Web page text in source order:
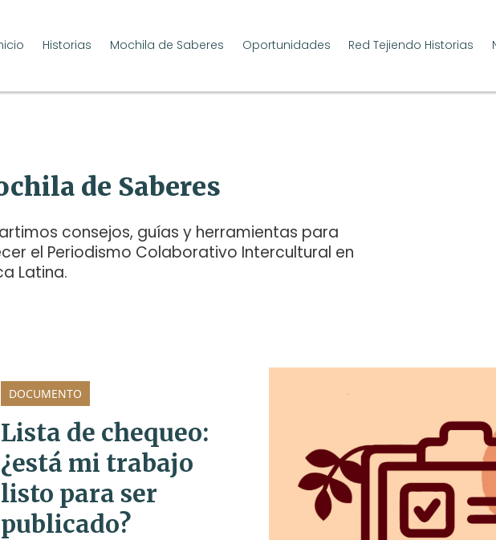
Historias Mochila de Saberes Oportunidades Red Tejiendo Historias
de Saberes
consejos, guías y herramientas para
el Periodismo Colaborativo Intercultural en
Latina.
DOCUMENTO
Lista de chequeo:
¿está mi trabajo
listo para ser
publicado?